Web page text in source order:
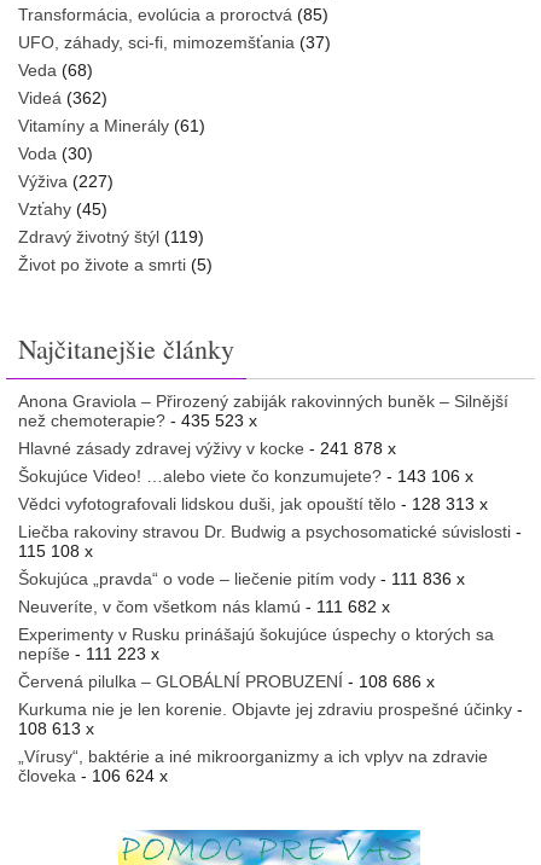
Transformácia, evolúcia a proroctvá (85)
UFO, záhady, sci-fi, mimozemšťania (37)
Veda (68)
Videá (362)
Vitamíny a Minerály (61)
Voda (30)
Výživa (227)
Vzťahy (45)
Zdravý životný štýl (119)
Život po živote a smrti (5)
Najčitanejšie články
Anona Graviola – Přirozený zabiják rakovinných buněk – Silnější
než chemoterapie? - 435 523 x
Hlavné zásady zdravej výživy v kocke - 241 878 x
Šokujúce Video! …alebo viete čo konzumujete? - 143 106 x
Vědci vyfotografovali lidskou duši, jak opouští tělo - 128 313 x
Liečba rakoviny stravou Dr. Budwig a psychosomatické súvislosti -
115 108 x
Šokujúca „pravda“ o vode – liečenie pitím vody - 111 836 x
Neuveríte, v čom všetkom nás klamú - 111 682 x
Experimenty v Rusku prinášajú šokujúce úspechy o ktorých sa
nepíše - 111 223 x
Červená pilulka – GLOBÁLNÍ PROBUZENÍ - 108 686 x
Kurkuma nie je len korenie. Objavte jej zdraviu prospešné účinky -
108 613 x
„Vírusy“, baktérie a iné mikroorganizmy a ich vplyv na zdravie
človeka - 106 624 x